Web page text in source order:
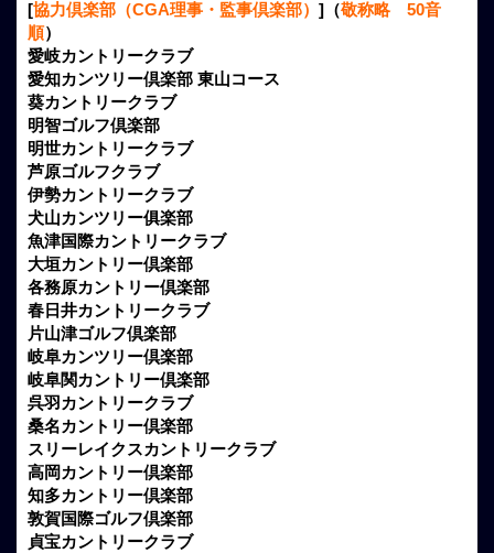
[協力倶楽部（CGA理事・監事倶楽部） ]（敬称略 50音
順）
愛岐カントリークラブ
愛知カンツリー倶楽部 東山コース
葵カントリークラブ
明智ゴルフ倶楽部
明世カントリークラブ
芦原ゴルフクラブ
伊勢カントリークラブ
犬山カンツリー俱楽部
魚津国際カントリークラブ
大垣カントリー倶楽部
各務原カントリー倶楽部
春日井カントリークラブ
片山津ゴルフ倶楽部
岐阜カンツリー倶楽部
岐阜関カントリー倶楽部
呉羽カントリークラブ
桑名カントリー倶楽部
スリーレイクスカントリークラブ
高岡カントリー倶楽部
知多カントリー倶楽部
敦賀国際ゴルフ倶楽部
貞宝カントリークラブ